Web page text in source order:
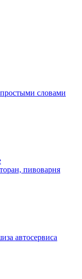
словами
пивоварня
автосервиса